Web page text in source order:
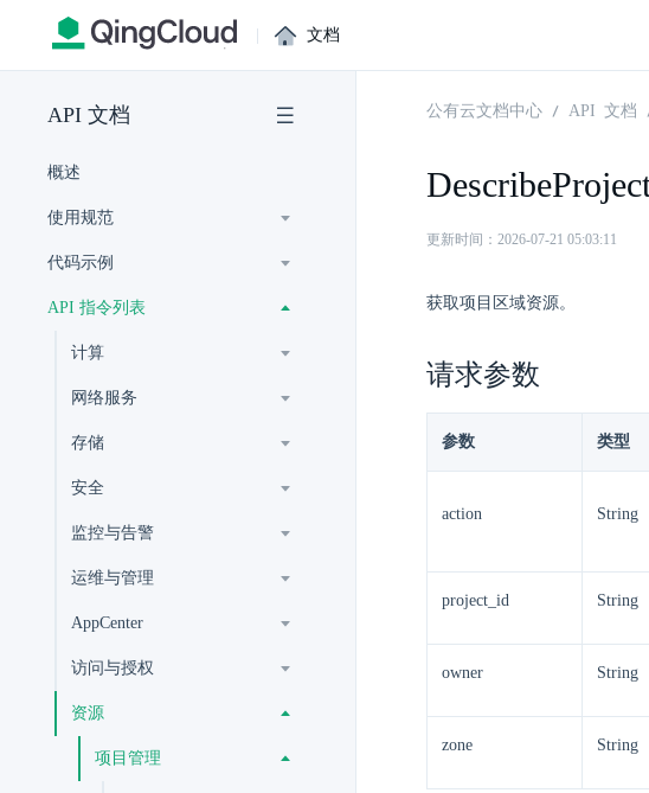
| 文档
API 文档
概述
使用规范
代码示例
API 指令列表
计算
网络服务
存储
安全
监控与告警
运维与管理
AppCenter
访问与授权
资源
项目管理
公有云文档中心 API 文档
更新时间：2026-07-21 05:03:11
获取项目区域资源。
请求参数
参数 类型
action String
project_id String
owner String
zone String